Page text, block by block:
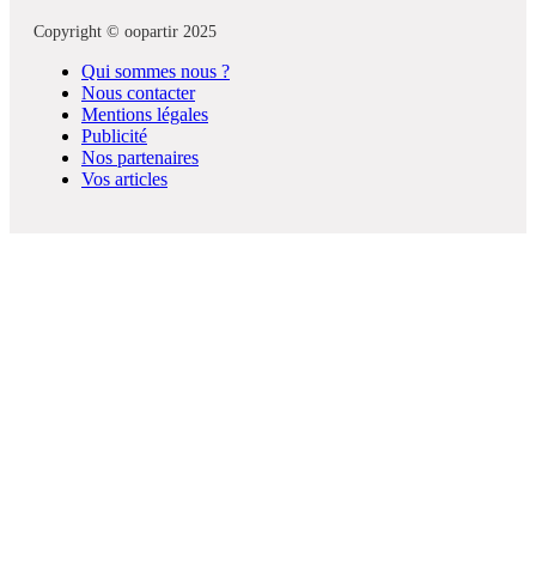
Copyright © oopartir 2025
Qui sommes nous ?
Nous contacter
Mentions légales
Publicité
Nos partenaires
Vos articles